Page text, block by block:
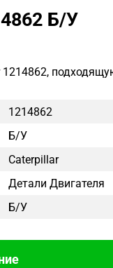
Б/У
1214862
Б/у
Caterpillar
Детали Двигателя
Б/у